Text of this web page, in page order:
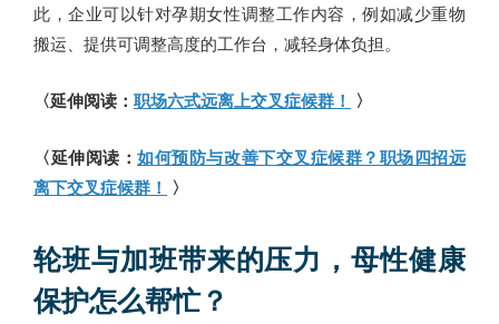
此，企业可以针对孕期女性调整工作内容，例如减少重物
搬运、提供可调整高度的工作台，减轻身体负担。
〈延伸阅读： 职场六式远离上交叉症候群！ 〉
〈延伸阅读：如何预防与改善下交叉症候群？职场四招远
离下交叉症候群！ 〉
轮班与加班带来的压力，母性健康
保护怎么帮忙？